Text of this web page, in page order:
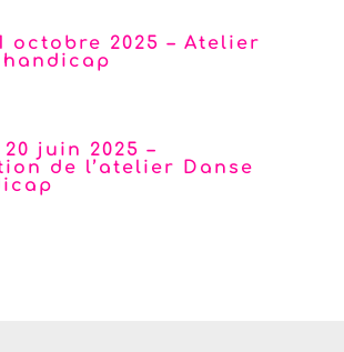
octobre 2025 – Atelier
juin 2025 –
de l’atelier Danse